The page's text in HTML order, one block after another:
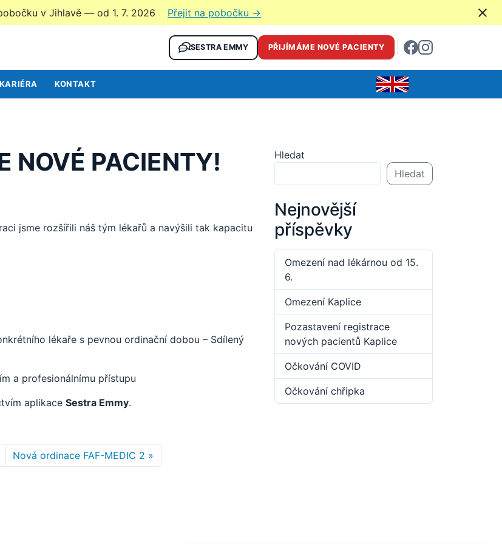
v Jihlavě — od 1. 7. 2026
Přejit na pobočku →
SESTRA EMMY PŘIJÍMÁME NOVÉ PACIENTY
KARIÉRA KONTAKT
NOVÉ PACIENTY!
jsme rozšířili náš tým lékařů a navýšili tak kapacitu
lékaře s pevnou ordinační dobou – Sdílený
a profesionálnímu přístupu
aplikace Sestra Emmy.
Nová ordinace FAF-MEDIC 2
Hledat
Hledat
Nejnovější
příspěvky
Omezení nad lékárnou od 15.
6.
Omezení Kaplice
Pozastavení registrace
nových pacientů Kaplice
Očkování COVID
Očkování chřipka